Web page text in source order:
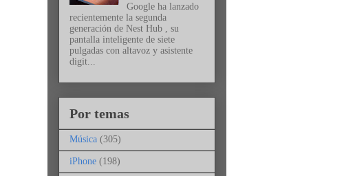
Google ha lanzado
recientemente la segunda
generación de Nest Hub , su
pantalla inteligente de siete
pulgadas con altavoz y asistente
digit...
Por temas
Música (305)
iPhone (198)